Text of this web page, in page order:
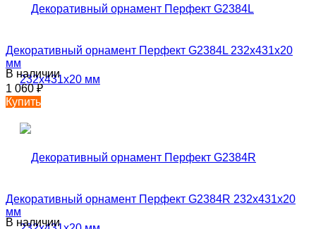
Декоративный орнамент Перфект G2384L 232х431х20
мм
В наличии
1 060₽
Купить
Декоративный орнамент Перфект G2384R 232х431х20
мм
В наличии